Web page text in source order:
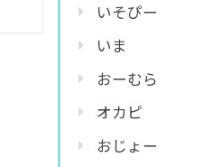
いそぴー
いま
おーむら
オカピ
おじょー